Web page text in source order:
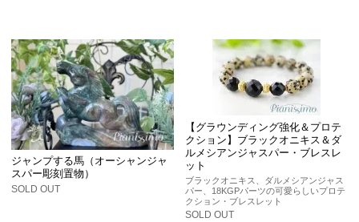
ジャンプする馬（オーシャンジャ
スパー彫刻置物）
SOLD OUT
【グラウンディング強化＆プロテ
クション】ブラックオニキス＆ダ
ルメシアンジャスパー・ブレスレ
ット
ブラックオニキス、ダルメシアンジャス
パー、18KGPパーツの可愛らしいプロテ
クション・ブレスレット
SOLD OUT